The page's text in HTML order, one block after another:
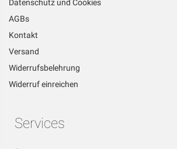
Datenschutz und Cookies
AGBs
Kontakt
Versand
Widerrufsbelehrung
Widerruf einreichen
Services